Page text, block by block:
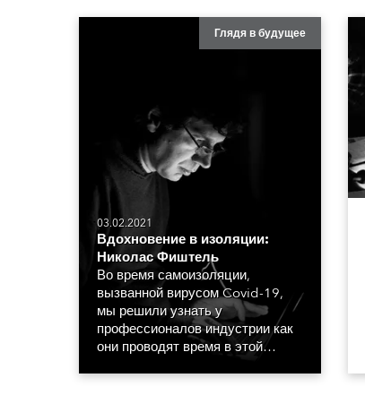
Глядя в будущее
03.02.2021
Вдохновение в изоляции:
Николас Фиштель
Во время самоизоляции,
вызванной вирусом Covid-19,
мы решили узнать у
профессионалов индустрии как
они проводят время в этой